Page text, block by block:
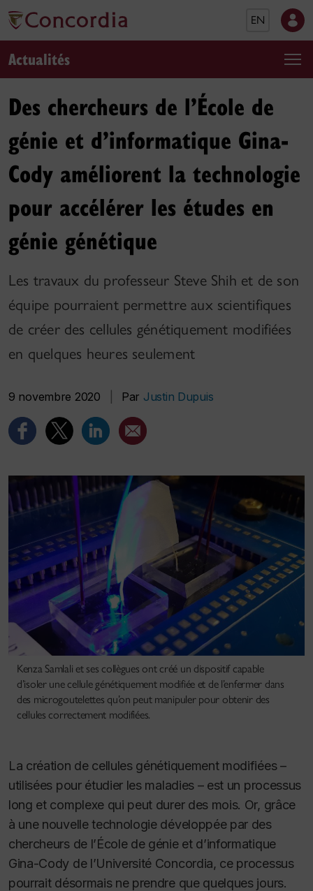
EN
Actualités
Des chercheurs de l’École de
génie et d’informatique Gina-
Cody améliorent la technologie
pour accélérer les études en
génie génétique
Les travaux du professeur Steve Shih et de son
équipe pourraient permettre aux scientifiques
de créer des cellules génétiquement modifiées
en quelques heures seulement
9 novembre 2020 Par Justin Dupuis
Kenza Samlali et ses collègues ont créé un dispositif capable
d’isoler une cellule génétiquement modifiée et de l’enfermer dans
des microgoutelettes qu’on peut manipuler pour obtenir des
cellules correctement modifiées.
La création de cellules génétiquement modifiées –
utilisées pour étudier les maladies – est un processus
long et complexe qui peut durer des mois. Or, grâce
à une nouvelle technologie développée par des
chercheurs de l’École de génie et d’informatique
Gina-Cody de l’Université Concordia, ce processus
pourrait désormais ne prendre que quelques jours.